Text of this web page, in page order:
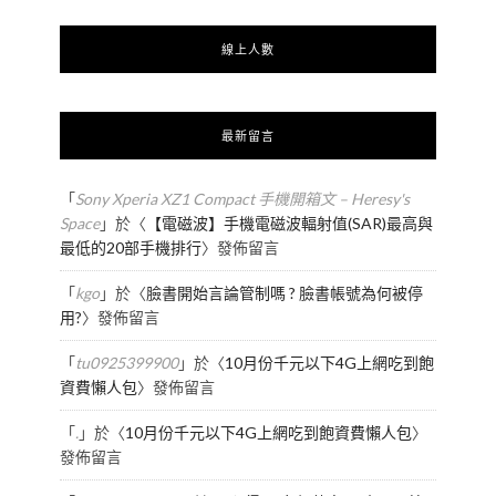
線上人數
最新留言
「Sony Xperia XZ1 Compact 手機開箱文 – Heresy's
Space」於〈 【電磁波】手機電磁波輻射值(SAR)最高與
最低的20部手機排行〉發佈留言
「kgo」於〈臉書開始言論管制嗎 ? 臉書帳號為何被停
用?〉發佈留言
「tu0925399900」於〈10月份千元以下4G上網吃到飽
資費懶人包〉發佈留言
「.」於〈10月份千元以下4G上網吃到飽資費懶人包〉
發佈留言